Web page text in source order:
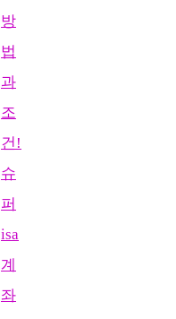
방
법
과
조
건!
슈
퍼
isa
계
좌